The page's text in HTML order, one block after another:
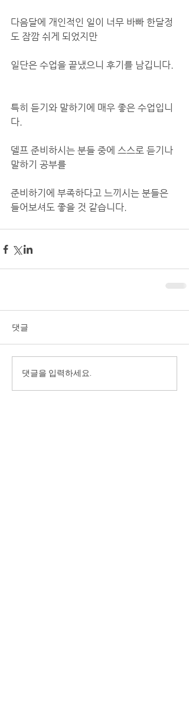
다음달에 개인적인 일이 너무 바빠 한달정
도 잠깜 쉬게 되었지만
일단은 수업을 끝냈으니 후기를 남깁니다.
특히 듣기와 말하기에 매우 좋은 수업입니
다.
델프 준비하시는 분들 중에 스스로 듣기나
말하기 공부를
준비하기에 부족하다고 느끼시는 분들은
들어보셔도 좋을 것 같습니다.
댓글
댓글을 입력하세요.